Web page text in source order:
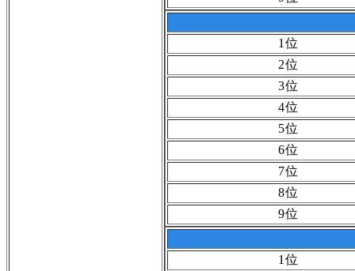
1位
2位
3位
4位
5位
6位
7位
8位
9位
1位